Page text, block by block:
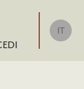
IT